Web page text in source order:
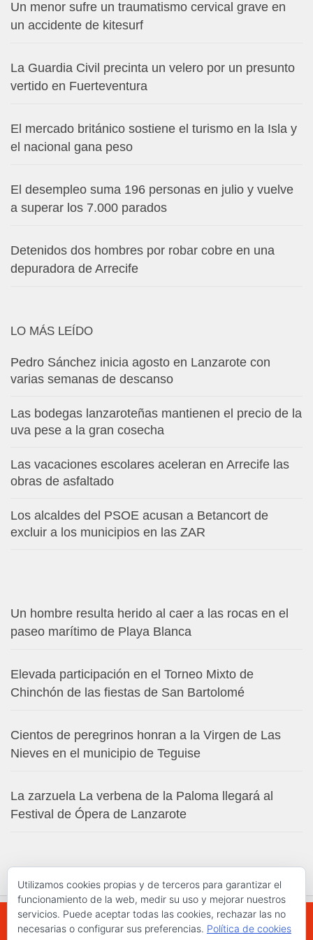
Un menor sufre un traumatismo cervical grave en
un accidente de kitesurf
La Guardia Civil precinta un velero por un presunto
vertido en Fuerteventura
El mercado británico sostiene el turismo en la Isla y
el nacional gana peso
El desempleo suma 196 personas en julio y vuelve
a superar los 7.000 parados
Detenidos dos hombres por robar cobre en una
depuradora de Arrecife
LO MÁS LEÍDO
Pedro Sánchez inicia agosto en Lanzarote con
varias semanas de descanso
Las bodegas lanzaroteñas mantienen el precio de la
uva pese a la gran cosecha
Las vacaciones escolares aceleran en Arrecife las
obras de asfaltado
Los alcaldes del PSOE acusan a Betancort de
excluir a los municipios en las ZAR
Un hombre resulta herido al caer a las rocas en el
paseo marítimo de Playa Blanca
Elevada participación en el Torneo Mixto de
Chinchón de las fiestas de San Bartolomé
Cientos de peregrinos honran a la Virgen de Las
Nieves en el municipio de Teguise
La zarzuela La verbena de la Paloma llegará al
Festival de Ópera de Lanzarote
Utilizamos cookies propias y de terceros para garantizar el
funcionamiento de la web, medir su uso y mejorar nuestros
servicios. Puede aceptar todas las cookies, rechazar las no
necesarias o configurar sus preferencias. Política de cookies